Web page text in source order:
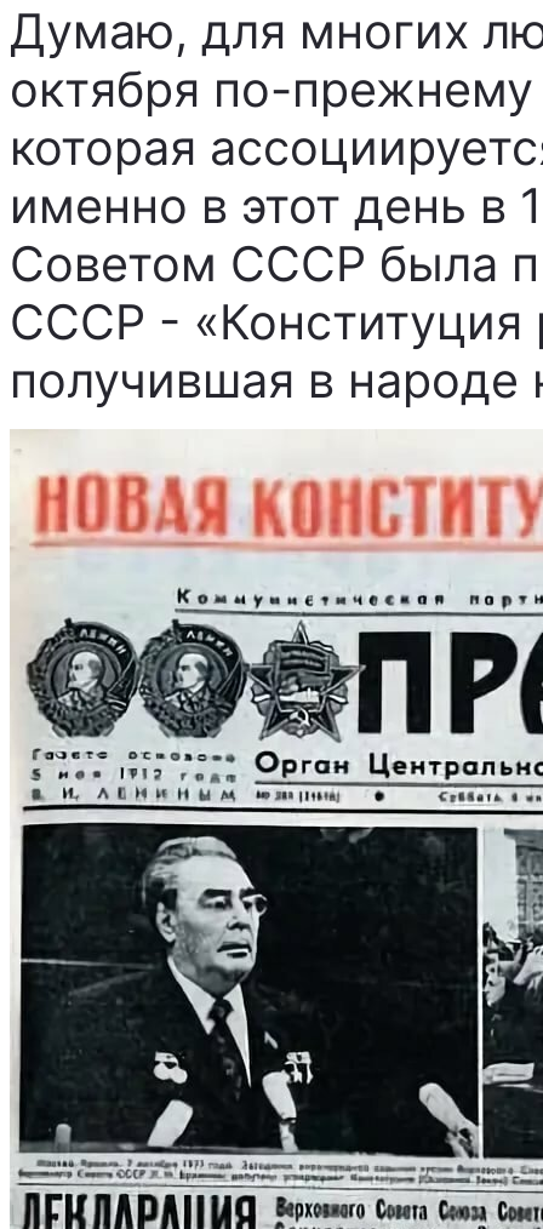
Думаю, для многих
октября по-прежнему
которая
именно в этот день в
Советом СССР была
СССР - «Конституция
получившая в народе